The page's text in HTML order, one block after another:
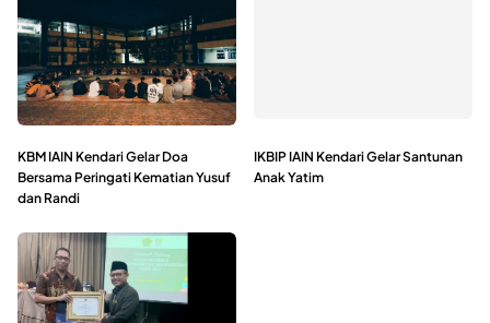
KBM IAIN Kendari Gelar Doa
Bersama Peringati Kematian Yusuf
dan Randi
IKBIP IAIN Kendari Gelar Santunan
Anak Yatim